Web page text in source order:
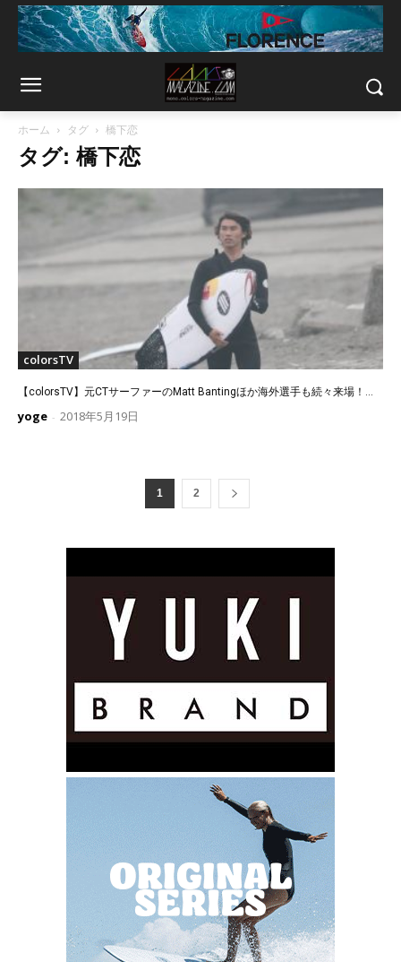
ホーム タグ 橋下恋
タグ: 橋下恋
colorsTV
【colorsTV】元CTサーファーのMatt Bantingほか海外選手も続々来場！...
yoge - 2018年5月19日
1 2